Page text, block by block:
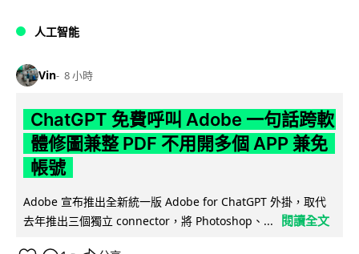
人工智能
Vin 8 小時
ChatGPT 免費呼叫 Adobe 一句話跨軟
體修圖兼整 PDF 不用開多個 APP 兼免
帳號
Adobe 宣布推出全新統一版 Adobe for ChatGPT 外掛，取代
去年推出三個獨立 connector，將 Photoshop、...
閱讀全文